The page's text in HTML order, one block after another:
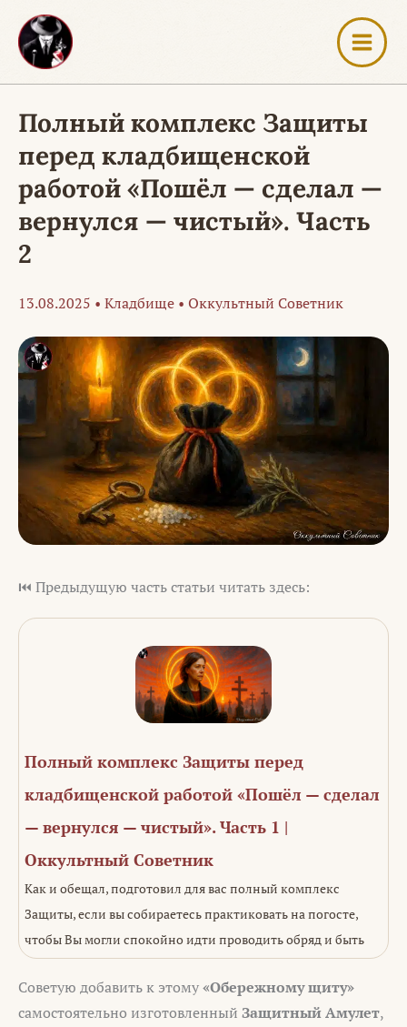
Перейти
содержимому
Полный комплекс Защиты
перед кладбищенской
работой «Пошёл — сделал —
вернулся — чистый». Часть
2
13.08.2025 • Кладбище • Оккультный Советник
⏮️ Предыдущую часть статьи читать здесь:
Полный комплекс Защиты перед
кладбищенской работой «Пошёл — сделал
— вернулся — чистый». Часть 1 |
Оккультный Советник
Как и обещал, подготовил для вас полный комплекс
Защиты, если вы собираетесь практиковать на погосте,
чтобы Вы могли спокойно идти проводить обряд и быть
Советую добавить к этому«Обережному щиту»
самостоятельно изготовленный Защитный Амулет,